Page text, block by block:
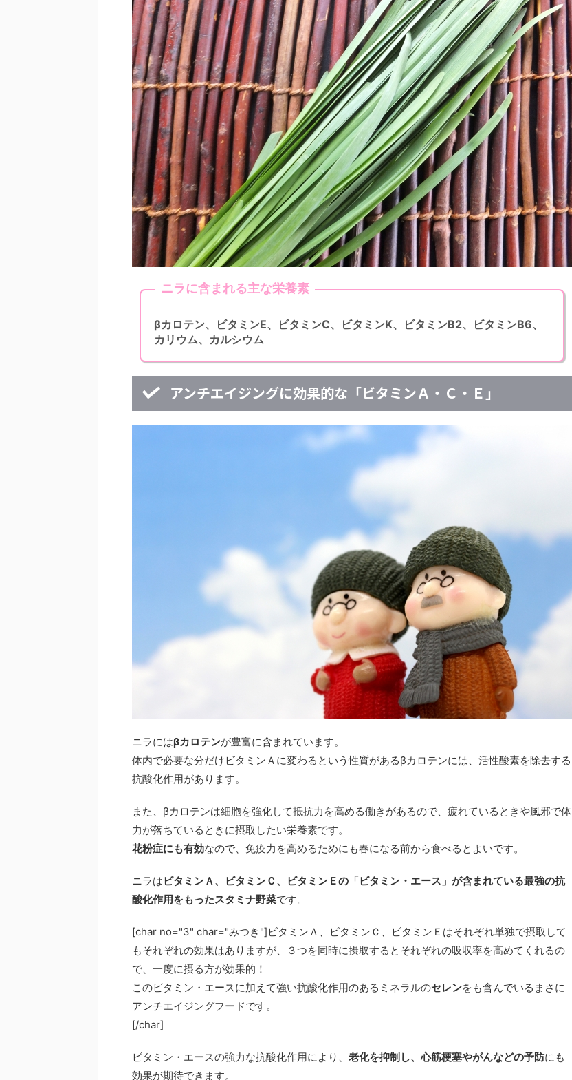
ニラに含まれる主な栄養素
βカロテン、ビタミンE、ビタミンC、ビタミンK、ビタミンB2、ビタミンB6、
カリウム、カルシウム
アンチエイジングに効果的な「ビタミンＡ・Ｃ・Ｅ」
ニラにはβカロテンが豊富に含まれています。
体内で必要な分だけビタミンＡに変わるという性質があるβカロテンには、活性酸素を除去する
抗酸化作用があります。
また、βカロテンは細胞を強化して抵抗力を高める働きがあるので、疲れているときや風邪で体
力が落ちているときに摂取したい栄養素です。
花粉症にも有効なので、免疫力を高めるためにも春になる前から食べるとよいです。
ニラはビタミンＡ、ビタミンＣ、ビタミンＥの「ビタミン・エース」が含まれている最強の抗
酸化作用をもったスタミナ野菜です。
[char no="3" char="みつき"]ビタミンＡ、ビタミンＣ、ビタミンＥはそれぞれ単独で摂取して
もそれぞれの効果はありますが、３つを同時に摂取するとそれぞれの吸収率を高めてくれるの
で、一度に摂る方が効果的！
このビタミン・エースに加えて強い抗酸化作用のあるミネラルのセレンをも含んでいるまさに
アンチエイジングフードです。
[/char]
ビタミン・エースの強力な抗酸化作用により、 老化を抑制し、心筋梗塞やがんなどの予防にも
効果が期待できます。